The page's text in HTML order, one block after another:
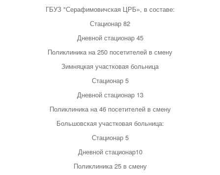
ГБУЗ "Серафимовичская ЦРБ», в составе:
Стационар 82
Дневной стационар 45
Поликлиника на 250 посетителей в смену
Зимняцкая участковая больница
Стационар 5
Дневной стационар 13
Поликлиника на 46 посетителей в смену
Большовская участковая больница:
Стационар 5
Дневной стационар10
Поликлиника 25 в смену